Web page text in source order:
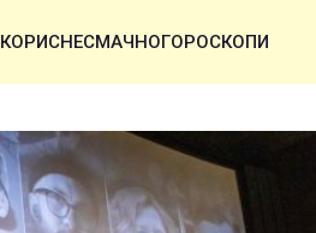
КОРИСНЕСМАЧНОГОРОСКОПИ